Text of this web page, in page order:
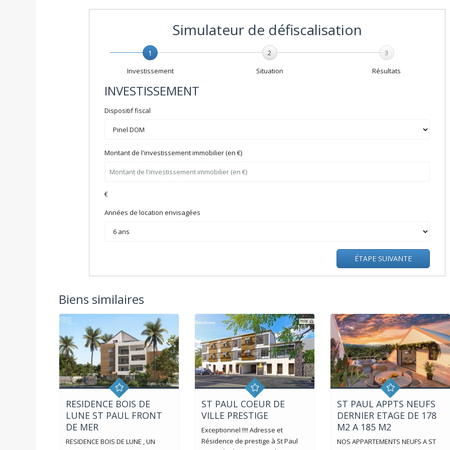
Simulateur de défiscalisation
1
Investissement
2
Situation
3
Résultats
INVESTISSEMENT
Dispositif fiscal
Montant de l'investissement immobilier (en €)
€
Années de location envisagées
ÉTAPE SUIVANTE
Biens similaires
RESIDENCE BOIS DE
LUNE ST PAUL FRONT
DE MER
RESIDENCE BOIS DE LUNE , UN
ST PAUL COEUR DE
VILLE PRESTIGE
Exceptionnel !!!! Adresse et
Résidence de prestige à St Paul
ST PAUL APPTS NEUFS
DERNIER ETAGE DE 178
M2 A 185 M2
NOS APPARTEMENTS NEUFS A ST